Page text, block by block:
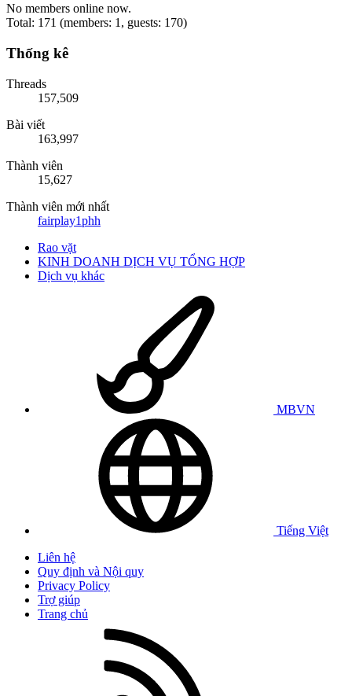
No members online now.
Total: 171 (members: 1, guests: 170)
Thống kê
Threads
157,509
Bài viết
163,997
Thành viên
15,627
Thành viên mới nhất
fairplay1phh
Rao vặt
KINH DOANH DỊCH VỤ TỔNG HỢP
Dịch vụ khác
MBVN
Tiếng Việt
Liên hệ
Quy định và Nội quy
Privacy Policy
Trợ giúp
Trang chủ